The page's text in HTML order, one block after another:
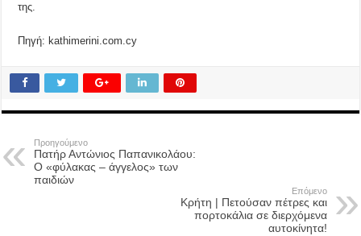
της.
Πηγή: kathimerini.com.cy
Προηγούμενο
Πατήρ Αντώνιος Παπανικολάου:
Ο «φύλακας – άγγελος» των
παιδιών
Επόμενο
Κρήτη | Πετούσαν πέτρες και
πορτοκάλια σε διερχόμενα
αυτοκίνητα!